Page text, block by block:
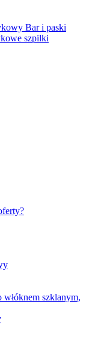
Bar i paski
szpilki
szklanym,